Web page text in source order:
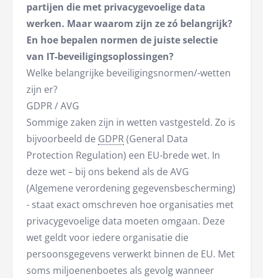
partijen die met privacygevoelige data
werken. Maar waarom zijn ze zó belangrijk?
En hoe bepalen normen de juiste selectie
van IT-beveiligingsoplossingen?
Welke belangrijke beveiligingsnormen/-wetten
zijn er?
GDPR / AVG
Sommige zaken zijn in wetten vastgesteld. Zo is
bijvoorbeeld de GDPR(General Data
Protection Regulation) een EU-brede wet. In
deze wet – bij ons bekend als de AVG
(Algemene verordening gegevensbescherming)
- staat exact omschreven hoe organisaties met
privacygevoelige data moeten omgaan. Deze
wet geldt voor iedere organisatie die
persoonsgegevens verwerkt binnen de EU. Met
soms miljoenenboetes als gevolg wanneer